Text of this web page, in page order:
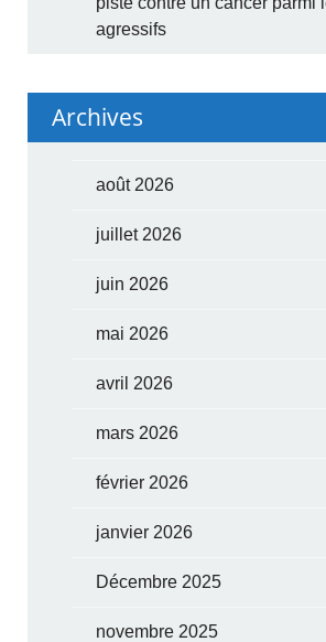
agressifs
Archives
août 2026
juillet 2026
juin 2026
mai 2026
avril 2026
mars 2026
février 2026
janvier 2026
Décembre 2025
novembre 2025